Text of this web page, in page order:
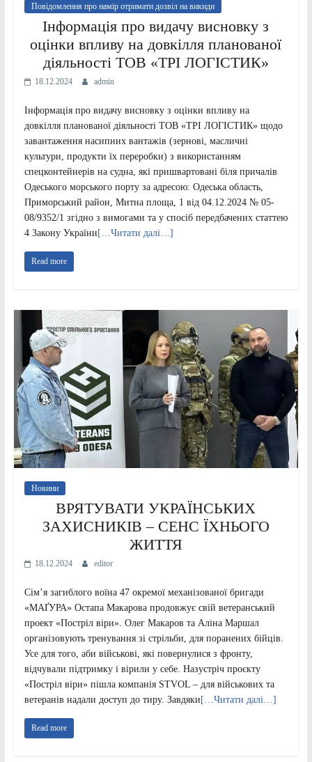
Повідомлення про намір отримати дозвіл на викиди
Інформація про видачу висновку з
оцінки впливу на довкілля планованої
діяльності ТОВ «ТРІ ЛОГІСТИК»
18.12.2024 admin
Інформація про видачу висновку з оцінки впливу на
довкілля планованої діяльності ТОВ «ТРІ ЛОГІСТИК» щодо
завантаження насипних вантажів (зернові, масличні
культури, продукти їх переробки) з використанням
спецконтейнерів на судна, які пришвартовані біля причалів
Одеського морського порту за адресою: Одеська область,
Приморський район, Митна площа, 1 від 04.12.2024 № 05-
08/9352/1 згідно з вимогами та у спосіб передбачених статтею
4 Закону України[…Читати далі…]
Read more
Новини
ВРЯТУВАТИ УКРАЇНСЬКИХ
ЗАХИСНИКІВ – СЕНС ЇХНЬОГО
ЖИТТЯ
18.12.2024 editor
Сім’я загиблого воїна 47 окремої механізованої бригади
«МАҐУРА» Остапа Макарова продовжує свій ветеранський
проект «Постріл віри». Олег Макаров та Аліна Маршал
організовують тренування зі стрільби, для поранених бійців.
Усе для того, аби військові, які повернулися з фронту,
відчували підтримку і вірили у себе. Назустріч проєкту
«Постріл віри» пішла компанія STVOL – для військових та
ветеранів надали доступ до тиру. Завдяки […Читати далі…]
Read more